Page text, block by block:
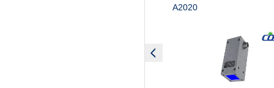
A2020